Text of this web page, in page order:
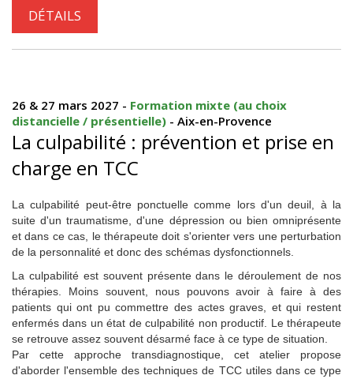
DÉTAILS
26 & 27 mars 2027 - Formation mixte (au choix
distancielle / présentielle) - Aix-en-Provence
La culpabilité : prévention et prise en
charge en TCC
La culpabilité peut-être ponctuelle comme lors d'un deuil, à la
suite d'un traumatisme, d'une dépression ou bien omniprésente
et dans ce cas, le thérapeute doit s'orienter vers une perturbation
de la personnalité et donc des schémas dysfonctionnels.
La culpabilité est souvent présente dans le déroulement de nos
thérapies. Moins souvent, nous pouvons avoir à faire à des
patients qui ont pu commettre des actes graves, et qui restent
enfermés dans un état de culpabilité non productif. Le thérapeute
se retrouve assez souvent désarmé face à ce type de situation.
Par cette approche transdiagnostique, cet atelier propose
d'aborder l'ensemble des techniques de TCC utiles dans ce type